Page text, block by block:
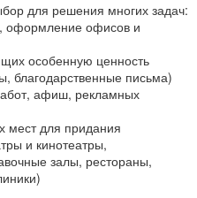
для решения многих задач:
оформление офисов и
особенную ценность
благодарственные письма)
афиш, рекламных
мест для придания
и кинотеатры,
залы, рестораны,